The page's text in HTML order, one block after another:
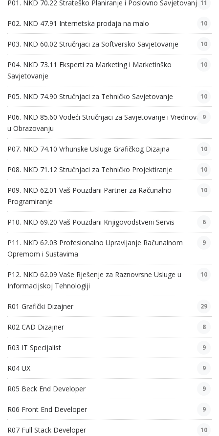
P01. NKD 70.22 Strateško Planiranje i Poslovno Savjetovanje11
P02. NKD 47.91 Internetska prodaja na malo 10
P03. NKD 60.02 Stručnjaci za Softversko Savjetovanje 10
P04. NKD 73.11 Eksperti za Marketing i Marketinško
Savjetovanje
10
P05. NKD 74.90 Stručnjaci za Tehničko Savjetovanje 10
P06. NKD 85.60 Vodeći Stručnjaci za Savjetovanje i Vrednovanje
u Obrazovanju
9
P07. NKD 74.10 Vrhunske Usluge Grafičkog Dizajna 10
P08. NKD 71.12 Stručnjaci za Tehničko Projektiranje 10
P09. NKD 62.01 Vaš Pouzdani Partner za Računalno
Programiranje
10
P10. NKD 69.20 Vaš Pouzdani Knjigovodstveni Servis 6
P11. NKD 62.03 Profesionalno Upravljanje Računalnom
Opremom i Sustavima
9
P12. NKD 62.09 Vaše Rješenje za Raznovrsne Usluge u
Informacijskoj Tehnologiji
10
R01 Grafički Dizajner 29
R02 CAD Dizajner 8
R03 IT Specijalist 9
R04 UX 9
R05 Beck End Developer 9
R06 Front End Developer 9
R07 Full Stack Developer 10